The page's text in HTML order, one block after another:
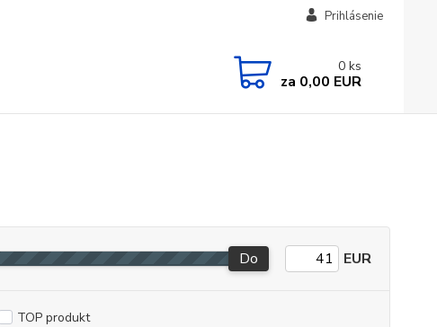
Prihlásenie
0 ks
za 0,00 EUR
Do EUR
TOP produkt